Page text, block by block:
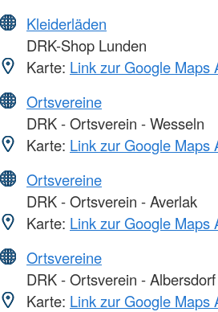
Kleiderläden
DRK-Shop Lunden
Karte: Link zur Google Maps
Ortsvereine
DRK - Ortsverein - Wesseln
Karte: Link zur Google Maps
Ortsvereine
DRK - Ortsverein - Averlak
Karte: Link zur Google Maps
Ortsvereine
DRK - Ortsverein - Albersdorf
Karte: Link zur Google Maps